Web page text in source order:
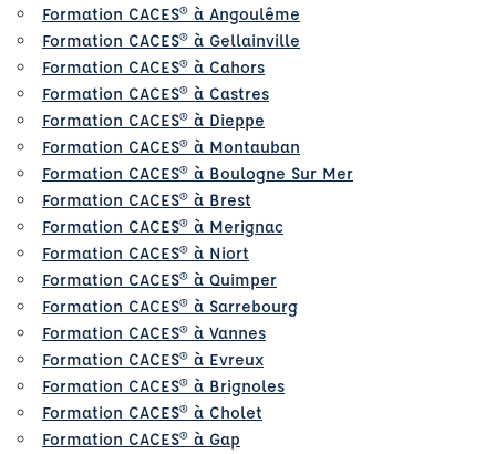
Formation CACES® à Angoulême
Formation CACES® à Gellainville
Formation CACES® à Cahors
Formation CACES® à Castres
Formation CACES® à Dieppe
Formation CACES® à Montauban
Formation CACES® à Boulogne Sur Mer
Formation CACES® à Brest
Formation CACES® à Merignac
Formation CACES® à Niort
Formation CACES® à Quimper
Formation CACES® à Sarrebourg
Formation CACES® à Vannes
Formation CACES® à Evreux
Formation CACES® à Brignoles
Formation CACES® à Cholet
Formation CACES® à Gap